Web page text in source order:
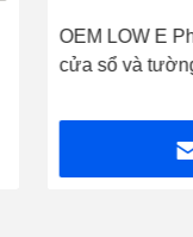
OEM LOW E
cửa sổ và